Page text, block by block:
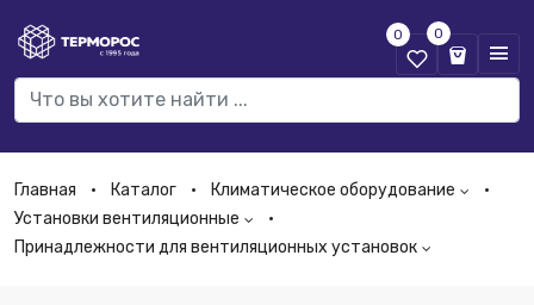
0 0
Главная Каталог
Климатическое оборудование
Установки вентиляционные
Принадлежности для вентиляционных установок